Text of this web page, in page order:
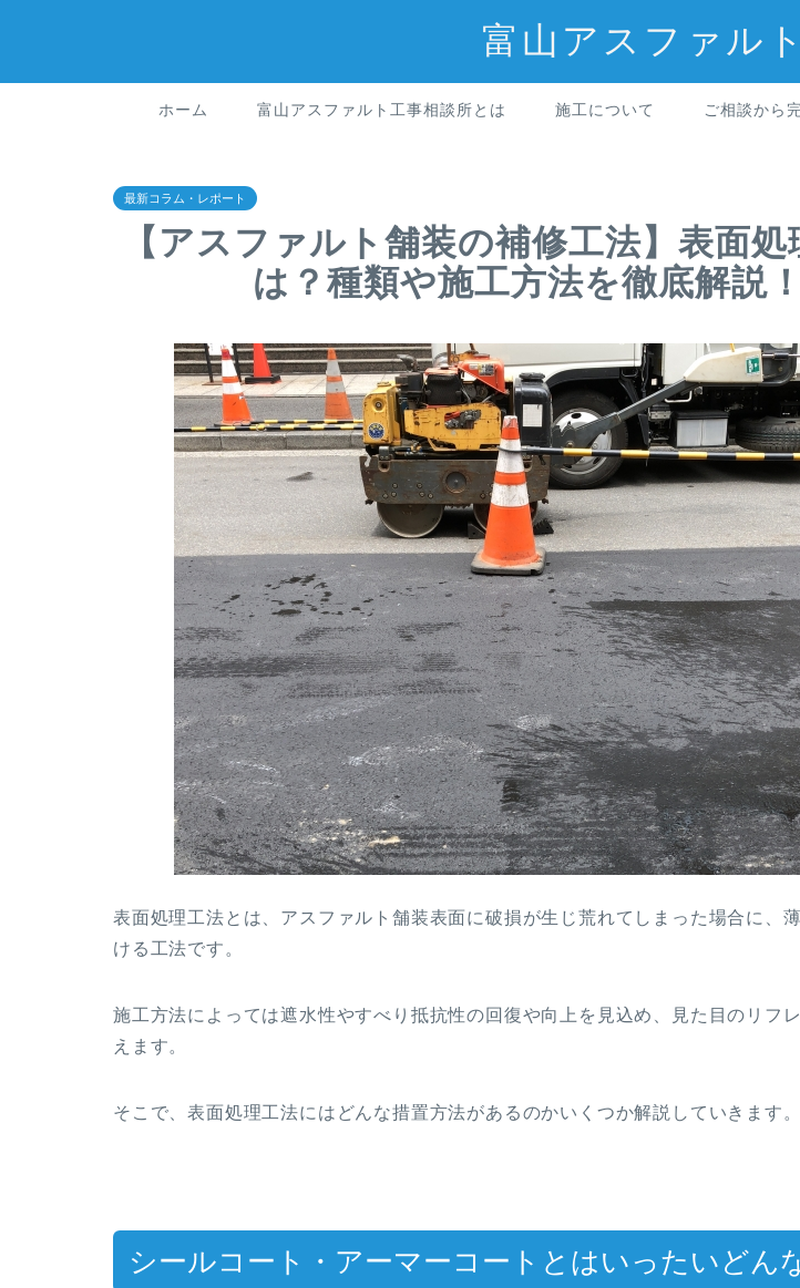
富山アスファル
ホーム 富山アスファルト工事相談所とは 施工について ご相談から
最新コラム・レポート
【アスファルト舗装の補修工法】表面処
は？種類や施工方法を徹底解説！
表面処理工法とは、アスファルト舗装表面に破損が生じ荒れてしまった場合に、
ける工法です。
施工方法によっては遮水性やすべり抵抗性の回復や向上を見込め、見た目のリフ
えます。
そこで、表面処理工法にはどんな措置方法があるのかいくつか解説していきます。
シールコート・アーマーコートとはいったいどん